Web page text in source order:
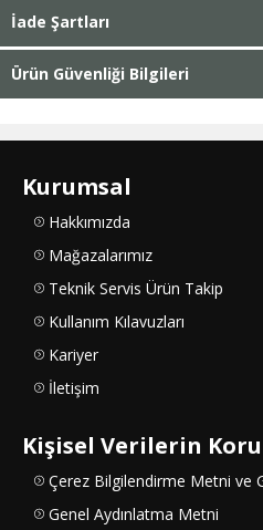
İade Şartları
Ürün Güvenliği Bilgileri
Kurumsal
Hakkımızda
Mağazalarımız
Teknik Servis Ürün Takip
Kullanım Kılavuzları
Kariyer
İletişim
Kişisel Verilerin
Çerez Bilgilendirme Metni ve
Genel Aydınlatma Metni